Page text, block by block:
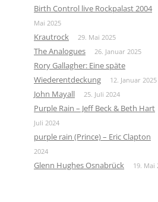
Birth Control live Rockpalast 2004
Mai 2025
Krautrock 29. Mai 2025
The Analogues 26. Januar 2025
Rory Gallagher: Eine späte
Wiederentdeckung
12. Januar 2025
John Mayall 25. Juli 2024
Purple Rain – Jeff Beck & Beth Hart
Juli 2024
purple rain (Prince) – Eric Clapton
2024
Glenn Hughes Osnabrück 19. Mai